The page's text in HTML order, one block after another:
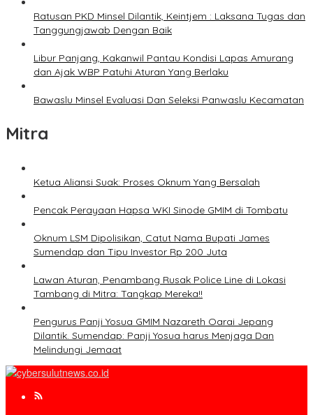
Ratusan PKD Minsel Dilantik, Keintjem : Laksana Tugas dan
Tanggungjawab Dengan Baik
Libur Panjang, Kakanwil Pantau Kondisi Lapas Amurang
dan Ajak WBP Patuhi Aturan Yang Berlaku
Bawaslu Minsel Evaluasi Dan Seleksi Panwaslu Kecamatan
Mitra
Ketua Aliansi Suak: Proses Oknum Yang Bersalah
Pencak Perayaan Hapsa WKI Sinode GMIM di Tombatu
Oknum LSM Dipolisikan, Catut Nama Bupati James
Sumendap dan Tipu Investor Rp 200 Juta
Lawan Aturan, Penambang Rusak Police Line di Lokasi
Tambang di Mitra: Tangkap Mereka!!
Pengurus Panji Yosua GMIM Nazareth Oarai Jepang
Dilantik. Sumendap: Panji Yosua harus Menjaga Dan
Melindungi Jemaat